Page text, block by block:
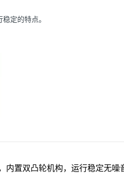
定的特点。
置双凸轮机构，运行稳定无噪